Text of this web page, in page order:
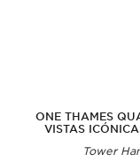
ONE THAMES
VISTAS
Tower